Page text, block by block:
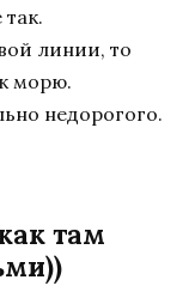
линии, то
морю.
недорогого.
там